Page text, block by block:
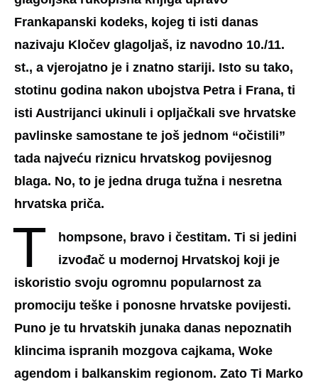
Frankapanski kodeks, kojeg ti isti danas
nazivaju Kločev glagoljaš, iz navodno 10./11.
st., a vjerojatno je i znatno stariji. Isto su tako,
stotinu godina nakon ubojstva Petra i Frana, ti
isti Austrijanci ukinuli i opljačkali sve hrvatske
pavlinske samostane te još jednom “očistili”
tada najveću riznicu hrvatskog povijesnog
blaga. No, to je jedna druga tužna i nesretna
hrvatska priča.
T
hompsone, bravo i čestitam. Ti si jedini
izvođač u modernoj Hrvatskoj koji je
iskoristio svoju ogromnu popularnost za
promociju teške i ponosne hrvatske povijesti.
Puno je tu hrvatskih junaka danas nepoznatih
klincima ispranih mozgova cajkama, Woke
agendom i balkanskim regionom. Zato Ti Marko